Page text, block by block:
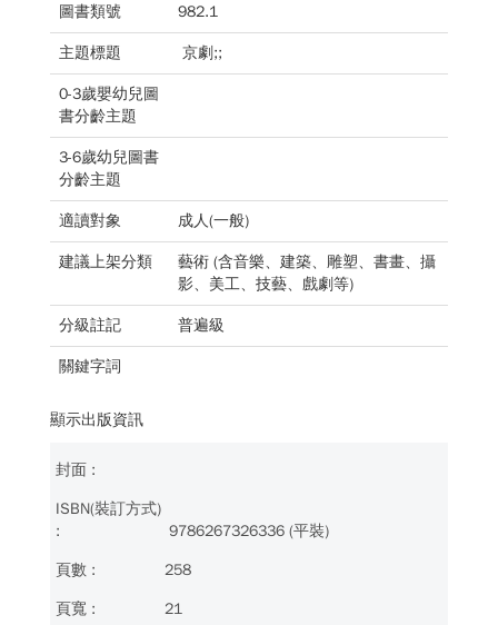
圖書類號 982.1
主題標題 京劇;;
0-3歲嬰幼兒圖
書分齡主題
3-6歲幼兒圖書
分齡主題
適讀對象 成人(一般)
建議上架分類
藝術 (含音樂、建築、雕塑、書畫、攝
影、美工、技藝、戲劇等)
分級註記 普遍級
關鍵字詞
顯示出版資訊
9786267326336 (平裝)
258
21